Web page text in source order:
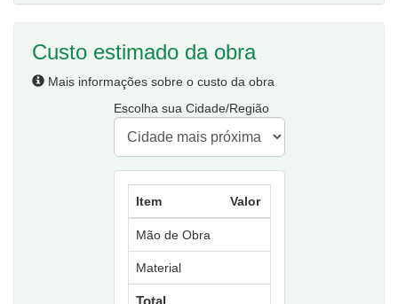
Custo estimado da obra
Mais informações sobre o custo da obra
Escolha sua Cidade/Região
Item Valor
Mão de Obra
Material
Total